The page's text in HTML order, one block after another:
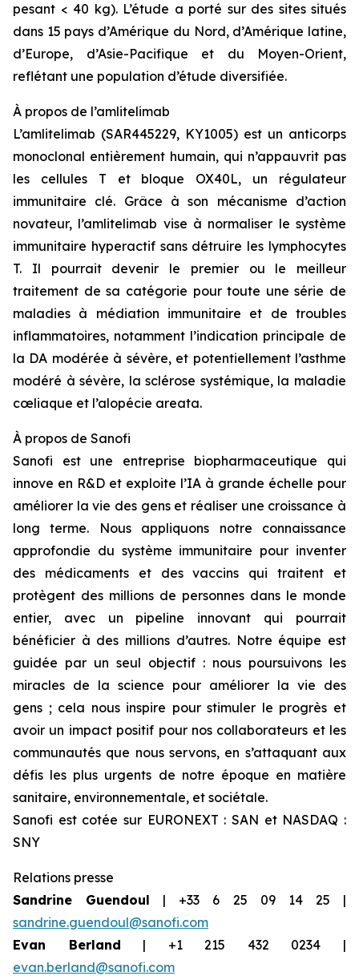
pesant < 40 kg). L’étude a porté sur des sites situés
dans 15 pays d’Amérique du Nord, d’Amérique latine,
d’Europe, d’Asie-Pacifique et du Moyen-Orient,
reflétant une population d’étude diversifiée.
À propos de l’amlitelimab
L’amlitelimab (SAR445229, KY1005) est un anticorps
monoclonal entièrement humain, qui n’appauvrit pas
les cellules T et bloque OX40L, un régulateur
immunitaire clé. Grâce à son mécanisme d’action
novateur, l’amlitelimab vise à normaliser le système
immunitaire hyperactif sans détruire les lymphocytes
T. Il pourrait devenir le premier ou le meilleur
traitement de sa catégorie pour toute une série de
maladies à médiation immunitaire et de troubles
inflammatoires, notamment l’indication principale de
la DA modérée à sévère, et potentiellement l’asthme
modéré à sévère, la sclérose systémique, la maladie
cœliaque et l’alopécie areata.
À propos de Sanofi
Sanofi est une entreprise biopharmaceutique qui
innove en R&D et exploite l’IA à grande échelle pour
améliorer la vie des gens et réaliser une croissance à
long terme. Nous appliquons notre connaissance
approfondie du système immunitaire pour inventer
des médicaments et des vaccins qui traitent et
protègent des millions de personnes dans le monde
entier, avec un pipeline innovant qui pourrait
bénéficier à des millions d’autres. Notre équipe est
guidée par un seul objectif : nous poursuivons les
miracles de la science pour améliorer la vie des
gens ; cela nous inspire pour stimuler le progrès et
avoir un impact positif pour nos collaborateurs et les
communautés que nous servons, en s’attaquant aux
défis les plus urgents de notre époque en matière
sanitaire, environnementale, et sociétale.
Sanofi est cotée sur EURONEXT : SAN et NASDAQ :
SNY
Relations presse
Sandrine Guendoul | +33 6 25 09 14 25 |
sandrine.guendoul@sanofi.com
Evan Berland | +1 215 432 0234 |
evan.berland@sanofi.com